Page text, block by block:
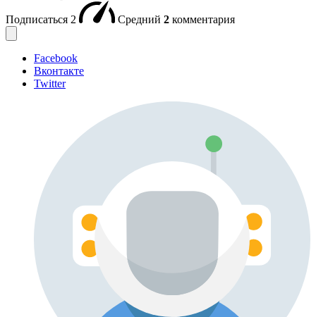
Подписаться 2 Средний 2 комментария
Facebook
Вконтакте
Twitter